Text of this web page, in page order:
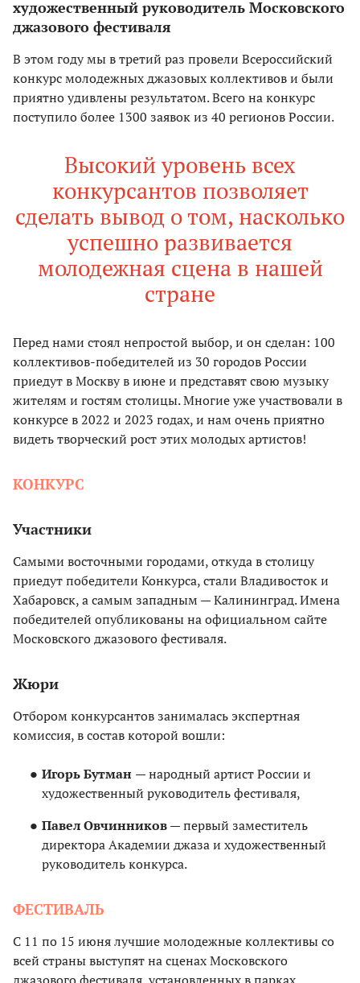
художественный руководитель Московского
джазового фестиваля
В этом году мы в третий раз провели Всероссийский
конкурс молодежных джазовых коллективов и были
приятно удивлены результатом. Всего на конкурс
поступило более 1300 заявок из 40 регионов России.
Высокий уровень всех
конкурсантов позволяет
сделать вывод о том, насколько
успешно развивается
молодежная сцена в нашей
стране
Перед нами стоял непростой выбор, и он сделан: 100
коллективов-победителей из 30 городов России
приедут в Москву в июне и представят свою музыку
жителям и гостям столицы. Многие уже участвовали в
конкурсе в 2022 и 2023 годах, и нам очень приятно
видеть творческий рост этих молодых артистов!
КОНКУРС
Участники
Самыми восточными городами, откуда в столицу
приедут победители Конкурса, стали Владивосток и
Хабаровск, а самым западным — Калининград. Имена
победителей опубликованы на официальном сайте
Московского джазового фестиваля.
Жюри
Отбором конкурсантов занималась экспертная
комиссия, в состав которой вошли:
Игорь Бутман — народный артист России и
художественный руководитель фестиваля,
Павел Овчинников— первый заместитель
директора Академии джаза и художественный
руководитель конкурса.
ФЕСТИВАЛЬ
С 11 по 15 июня лучшие молодежные коллективы со
всей страны выступят на сценах Московского